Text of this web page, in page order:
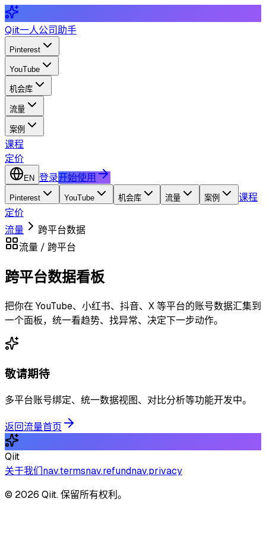
Qiit一人公司助手
Pinterest
YouTube
机会库
流量
案例
课程
定价
EN 登录开始使用
Pinterest YouTube 机会库 流量 案例
课程
定价
流量
跨平台数据
流量 / 跨平台
跨平台数据看板
把你在 YouTube、小红书、抖音、X 等平台的账号数据汇集到
一个面板，统一看趋势、找异常、决定下一步动作。
敬请期待
多平台账号绑定、统一数据视图、对比分析等功能开发中。
返回流量首页
Qiit
关于我们nav.termsnav.refundnav.privacy
© 2026 Qiit. 保留所有权利。